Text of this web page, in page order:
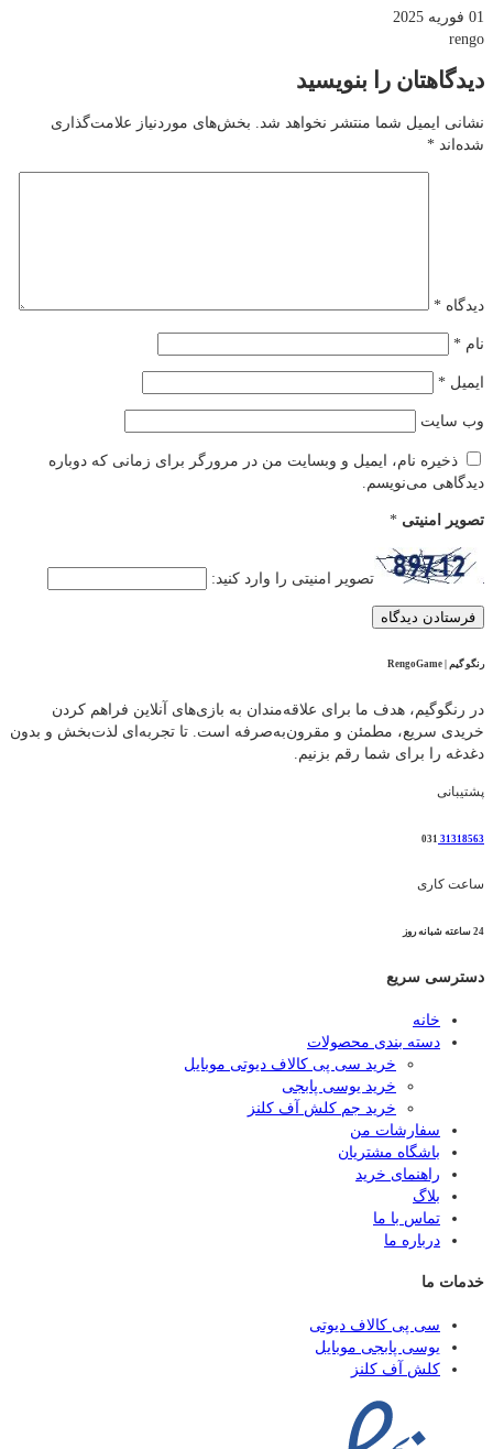
01 فوریه 2025
rengo
دیدگاهتان را بنویسید
نشانی ایمیل شما منتشر نخواهد شد.
بخش‌های موردنیاز علامت‌گذاری
شده‌اند *
دیدگاه *
نام *
ایمیل *
وب‌ سایت
ذخیره نام، ایمیل و وبسایت من در مرورگر برای زمانی که دوباره
دیدگاهی می‌نویسم.
تصویر امنیتی *
تصویر امنیتی را وارد کنید:
رنگو گیم | RengoGame
در رنگوگیم، هدف ما برای علاقه‌مندان به بازی‌های آنلاین فراهم کردن
خریدی سریع، مطمئن و مقرون‌به‌صرفه است. تا تجربه‌ای لذت‌بخش و بدون
دغدغه را برای شما رقم بزنیم.
پشتیبانی
31318563
031
ساعت کاری
24 ساعته شبانه روز
دسترسی سریع
خانه
دسته بندی محصولات
خرید سی پی کالاف دیوتی موبایل
خرید یوسی پابجی
خرید جم کلش آف کلنز
سفارشات من
باشگاه مشتریان
راهنمای خرید
بلاگ
تماس با ما
درباره ما
خدمات ما
سی پی کالاف دیوتی
یوسی پابجی موبایل
کلش آف کلنز